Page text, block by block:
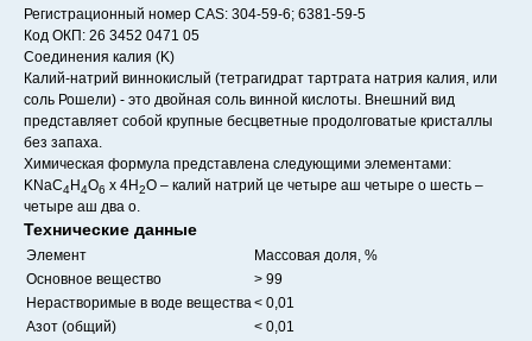
Регистрационный номер CAS: 304-59-6; 6381-59-5
Код ОКП: 26 3452 0471 05
Соединения калия (K)
Калий-натрий виннокислый (тетрагидрат тартрата натрия калия, или
соль Рошели) - это двойная соль винной кислоты. Внешний вид
представляет собой крупные бесцветные продолговатые кристаллы
без запаха.
Химическая формула представлена следующими элементами:
KNaC4H4O6 x 4H2O – калий натрий це четыре аш четыре о шесть –
четыре аш два о.
Технические данные
Элемент
Массовая доля, %
Основное вещество
> 99
Нерастворимые в воде вещества< 0,01
Азот (общий)
< 0,01